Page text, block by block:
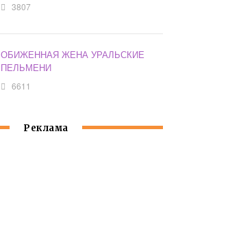
3807
ОБИЖЕННАЯ ЖЕНА УРАЛЬСКИЕ
ПЕЛЬМЕНИ
6611
Реклама